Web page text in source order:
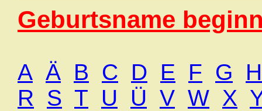
Geburtsname
A Ä B C D E F G
H
R
S T U Ü V W X